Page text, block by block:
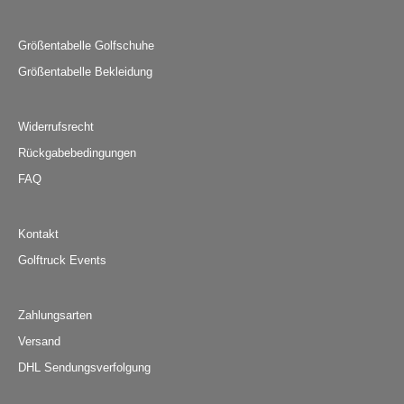
Größentabelle Golfschuhe
Größentabelle Bekleidung
Widerrufsrecht
Rückgabebedingungen
FAQ
Kontakt
Golftruck Events
Zahlungsarten
Versand
DHL Sendungsverfolgung